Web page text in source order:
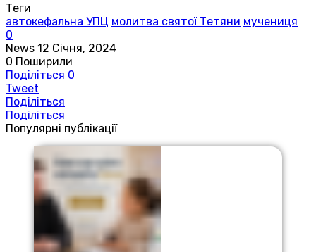
Теги
автокефальна УПЦ молитва святої Тетяни мучениця
0
News 12 Січня, 2024
0 Поширили
Поділіться 0
Tweet
Поділіться
Поділіться
Популярні публікації